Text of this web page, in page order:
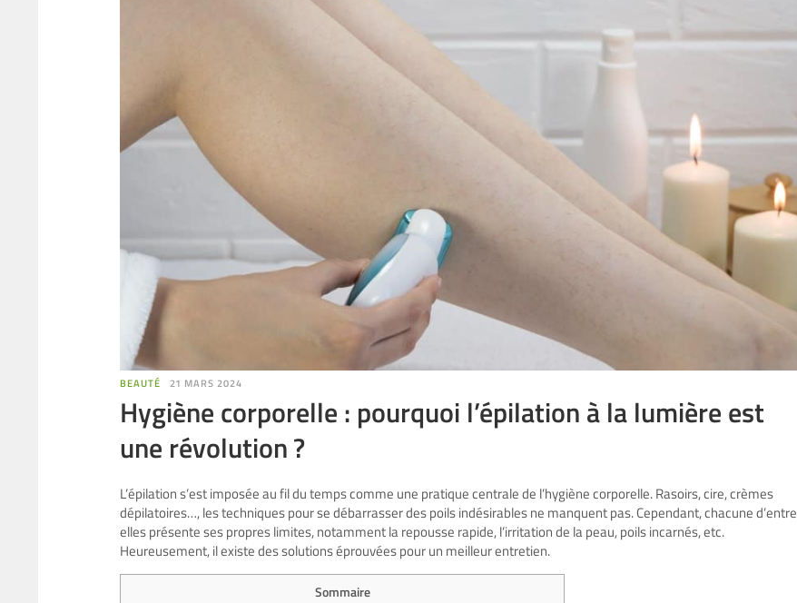
BEAUTÉ 21 MARS 2024
Hygiène corporelle : pourquoi l’épilation à la lumière est
une révolution ?
L’épilation s’est imposée au fil du temps comme une pratique centrale de l’hygiène corporelle. Rasoirs, cire, crèmes
dépilatoires…, les techniques pour se débarrasser des poils indésirables ne manquent pas. Cependant, chacune d’entre
elles présente ses propres limites, notamment la repousse rapide, l’irritation de la peau, poils incarnés, etc.
Heureusement, il existe des solutions éprouvées pour un meilleur entretien.
Sommaire